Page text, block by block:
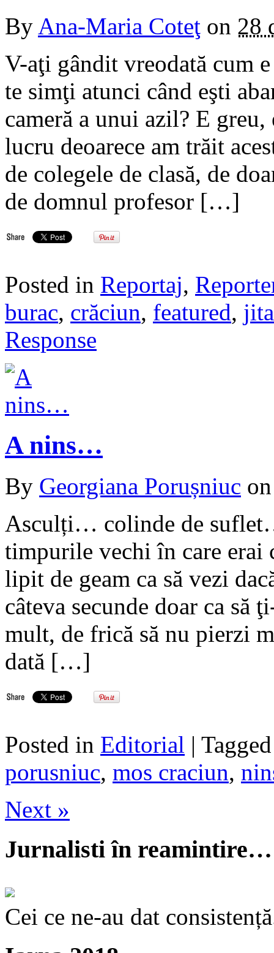
By Ana-Maria Coteţ on 28
V-aţi gândit vreodată cum
te simţi atunci când eşti
cameră a unui azil? E
lucru deoarece am trăit
de colegele de clasă, de
de domnul profesor […]
Posted in Reportaj,
burac, crăciun, featured,
Response
A nins…
By Georgiana Porușniuc
Asculți… colinde de
timpurile vechi în care erai
lipit de geam ca să vezi
câteva secunde doar ca să
mult, de frică să nu pierzi
dată […]
Posted in Editorial |
porusniuc, mos craciun,
Next »
Jurnalisti în reamintire…
Cei ce ne-au dat